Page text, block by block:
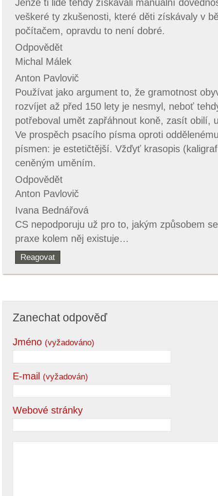
Jenže ti lidé tehdy získávali manuální
veškeré ty zkušenosti, které děti získávaly v
počítačem, opravdu to není dobré.
Odpovědět
Michal Málek
Anton Pavlovič
Používat jako argument to, že gramotnost
rozvíjet až před 150 lety je nesmyl, neboť
potřeboval umět zapřáhnout koně, zasít obilí,
Ve prospěch psacího písma oproti
písmen: je estetičtější. Vžďyť krasopis
ceněným uměním.
Odpovědět
Anton Pavlovič
Ivana Bednářová
CS nepodporuju už pro to, jakým způsobem
praxe kolem něj existuje…
Reagovat
Zanechat odpověď
Jméno (vyžadováno)
E-mail (vyžadován)
Webové stránky